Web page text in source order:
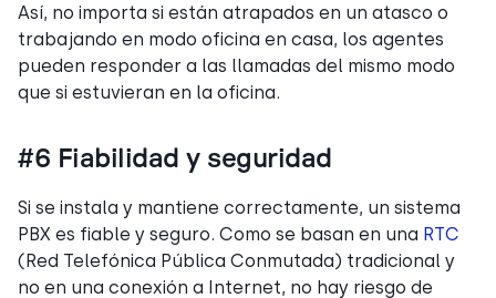
Así, no importa si están atrapados en un atasco o
trabajando en modo oficina en casa, los agentes
pueden responder a las llamadas del mismo modo
que si estuvieran en la oficina.
#6 Fiabilidad y seguridad
Si se instala y mantiene correctamente, un sistema
PBX es fiable y seguro. Como se basan en una RTC
(Red Telefónica Pública Conmutada) tradicional y
no en una conexión a Internet, no hay riesgo de